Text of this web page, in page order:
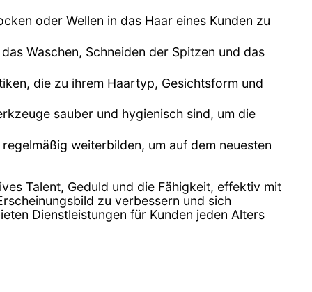
oder Wellen in das Haar eines Kunden zu
Waschen, Schneiden der Spitzen und das
die zu ihrem Haartyp, Gesichtsform und
sauber und hygienisch sind, um die
weiterbilden, um auf dem neuesten
Talent, Geduld und die Fähigkeit, effektiv mit
zu verbessern und sich
Dienstleistungen für Kunden jeden Alters